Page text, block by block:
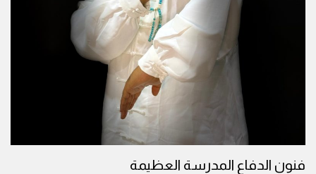
فنون الدفاع المدرسة العظيمة